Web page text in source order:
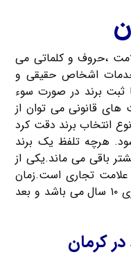
،حروف و کلماتی می
اشخاص حقیقی و
ثبت برند در صورت سوء
های قانونی می توان از
انتخاب برند دقت کرد
هرچه تلفظ یک برند
باقی می ماند.یکی از
تجاری است.زمان
استفاده انحصاری از یک علامت تجاری ۱۰ سال می باشد و بعد
کرمان